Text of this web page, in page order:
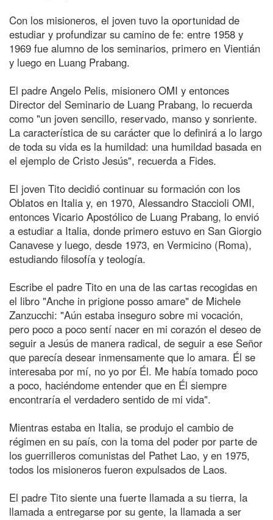
Con los misioneros, el joven tuvo la oportunidad de
estudiar y profundizar su camino de fe: entre 1958 y
1969 fue alumno de los seminarios, primero en Vientián
y luego en Luang Prabang.
El padre Angelo Pelis, misionero OMI y entonces
Director del Seminario de Luang Prabang, lo recuerda
como "un joven sencillo, reservado, manso y sonriente.
La característica de su carácter que lo definirá a lo largo
de toda su vida es la humildad: una humildad basada en
el ejemplo de Cristo Jesús", recuerda a Fides.
El joven Tito decidió continuar su formación con los
Oblatos en Italia y, en 1970, Alessandro Staccioli OMI,
entonces Vicario Apostólico de Luang Prabang, lo envió
a estudiar a Italia, donde primero estuvo en San Giorgio
Canavese y luego, desde 1973, en Vermicino (Roma),
estudiando filosofía y teología.
Escribe el padre Tito en una de las cartas recogidas en
el libro "Anche in prigione posso amare" de Michele
Zanzucchi: "Aún estaba inseguro sobre mi vocación,
pero poco a poco sentí nacer en mi corazón el deseo de
seguir a Jesús de manera radical, de seguir a ese Señor
que parecía desear inmensamente que lo amara. Él se
interesaba por mí, no yo por Él. Me había tomado poco
a poco, haciéndome entender que en Él siempre
encontraría el verdadero sentido de mi vida".
Mientras estaba en Italia, se produjo el cambio de
régimen en su país, con la toma del poder por parte de
los guerrilleros comunistas del Pathet Lao, y en 1975,
todos los misioneros fueron expulsados de Laos.
El padre Tito siente una fuerte llamada a su tierra, la
llamada a entregarse por su gente, la llamada a ser